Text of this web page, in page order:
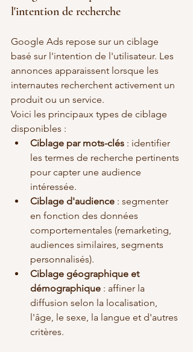
l'intention de recherche
Google Ads repose sur un ciblage
basé sur l'intention de l'utilisateur. Les
annonces apparaissent lorsque les
internautes recherchent activement un
produit ou un service.
Voici les principaux types de ciblage
disponibles :
Ciblage par mots-clés : identifier
les termes de recherche pertinents
pour capter une audience
intéressée.
Ciblage d'audience : segmenter
en fonction des données
comportementales (remarketing,
audiences similaires, segments
personnalisés).
Ciblage géographique et
démographique : affiner la
diffusion selon la localisation,
l'âge, le sexe, la langue et d'autres
critères.